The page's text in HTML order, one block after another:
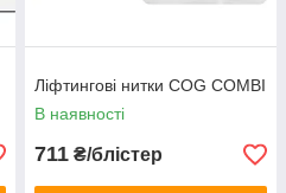
Ліфтингові нитки COG COMBI
В наявності
711 ₴/блістер